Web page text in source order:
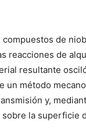
de
reacciones de
resultante
un método
y,
la superficie